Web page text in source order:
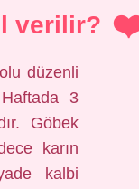
verilir?
düzenli
3
Göbek
karın
kalbi